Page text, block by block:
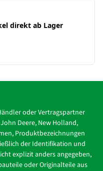
direkt ab Lager
oder Vertragspartner
Deere, New Holland,
Produktbezeichnungen
der Identifikation und
explizit anders angegeben,
oder Originalteile aus